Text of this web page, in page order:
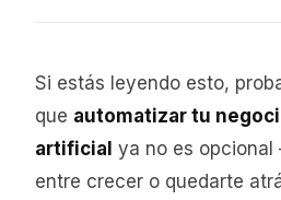
Si estás leyendo esto,
que automatizar tu
artificial ya no es
entre crecer o quedarte